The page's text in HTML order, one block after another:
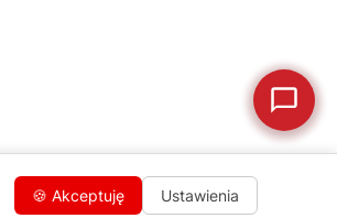
🍪 Akceptuję Ustawienia